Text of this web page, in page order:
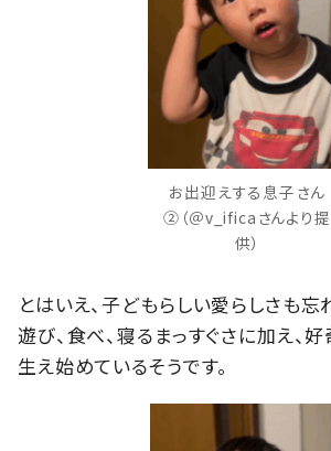
お出迎えする息子さん
②（＠v_ificaさんより提
供）
とはいえ、子どもらしい愛らしさも忘
遊び、食べ、寝るまっすぐさに加え、
生え始めているそうです。